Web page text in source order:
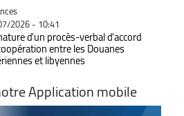
2026 - 10:41
d'un procès-verbal d'accord
entre les Douanes
et libyennes
Application mobile